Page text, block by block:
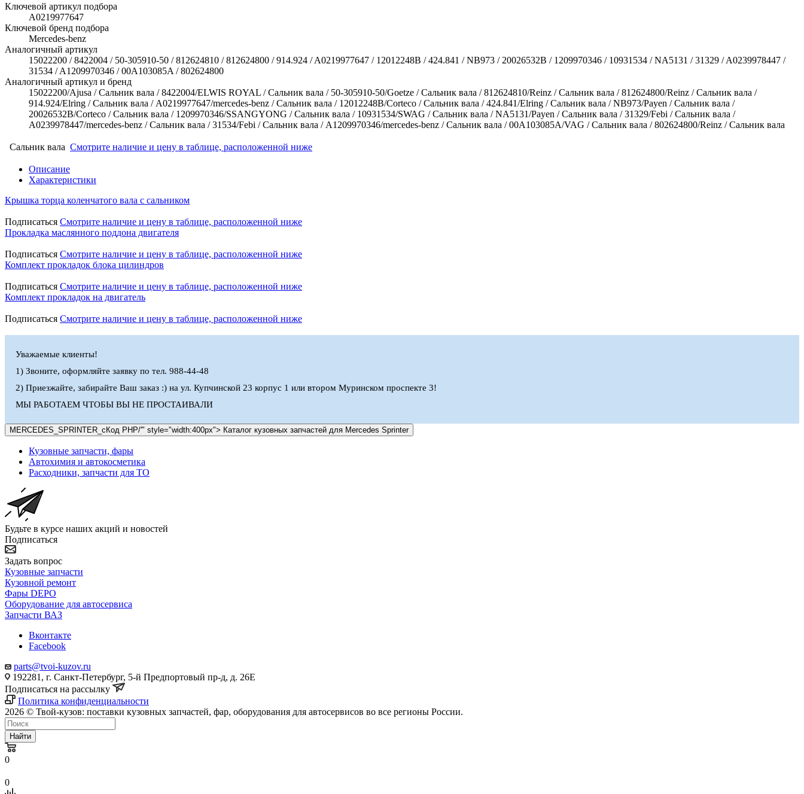
Ключевой артикул подбора
A0219977647
Ключевой бренд подбора
Mercedes-benz
Аналогичный артикул
15022200 / 8422004 / 50-305910-50 / 812624810 / 812624800 / 914.924 / A0219977647 / 12012248B / 424.841 / NB973 / 20026532B / 1209970346 / 10931534 / NA5131 / 31329 / A0239978447 /
31534 / A1209970346 / 00A103085A / 802624800
Аналогичный артикул и бренд
15022200/Ajusa / Сальник вала / 8422004/ELWIS ROYAL / Сальник вала / 50-305910-50/Goetze / Сальник вала / 812624810/Reinz / Сальник вала / 812624800/Reinz / Сальник вала /
914.924/Elring / Сальник вала / A0219977647/mercedes-benz / Сальник вала / 12012248B/Corteco / Сальник вала / 424.841/Elring / Сальник вала / NB973/Payen / Сальник вала /
20026532B/Corteco / Сальник вала / 1209970346/SSANGYONG / Сальник вала / 10931534/SWAG / Сальник вала / NA5131/Payen / Сальник вала / 31329/Febi / Сальник вала /
A0239978447/mercedes-benz / Сальник вала / 31534/Febi / Сальник вала / A1209970346/mercedes-benz / Сальник вала / 00A103085A/VAG / Сальник вала / 802624800/Reinz / Сальник вала
Сальник вала Смотрите наличие и цену в таблице, расположенной ниже
Описание
Характеристики
Крышка торца коленчатого вала с сальником
Подписаться Смотрите наличие и цену в таблице, расположенной ниже
Прокладка маслянного поддона двигателя
Подписаться Смотрите наличие и цену в таблице, расположенной ниже
Комплект прокладок блока цилиндров
Подписаться Смотрите наличие и цену в таблице, расположенной ниже
Комплект прокладок на двигатель
Подписаться Смотрите наличие и цену в таблице, расположенной ниже
Уважаемые клиенты!
1) Звоните, оформляйте заявку по тел. 988-44-48
2) Приезжайте, забирайте Ваш заказ :) на ул. Купчинской 23 корпус 1 или втором Муринском проспекте 3!
МЫ РАБОТАЕМ ЧТОБЫ ВЫ НЕ ПРОСТАИВАЛИ
MERCEDES_SPRINTER_c Код PHP/'" style="width:400px"> Каталог кузовных запчастей для Mercedes Sprinter
Кузовные запчасти, фары
Автохимия и автокосметика
Расходники, запчасти для ТО
Будьте в курсе наших акций и новостей
Подписаться
Задать вопрос
Кузовные запчасти
Кузовной ремонт
Фары DEPO
Оборудование для автосервиса
Запчасти ВАЗ
Вконтакте
Facebook
parts@tvoi-kuzov.ru
192281, г. Санкт-Петербург, 5-й Предпортовый пр-д, д. 26Е
Подписаться на рассылку
Политика конфиденциальности
2026 © Твой-кузов: поставки кузовных запчастей, фар, оборудования для автосервисов во все регионы России.
Найти
0
0